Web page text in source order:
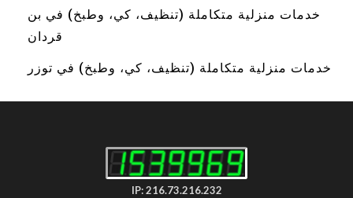
خدمات منزلية متكاملة (تنظيف، كي، وطبخ) في بن
قردان
خدمات منزلية متكاملة (تنظيف، كي، وطبخ) في توزر
IP: 216.73.216.232